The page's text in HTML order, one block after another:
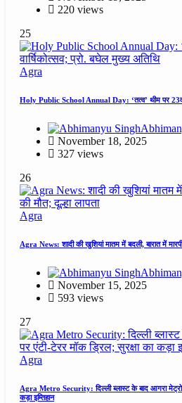
220 views
25
Agra
Holy Public School Annual Day: ‘तत्व’ थीम पर 23वां
November 18, 2025
327 views
26
Agra
Agra News: शादी की खुशियां मातम में बदली, बारात में
November 15, 2025
593 views
27
Agra
Agra Metro Security: दिल्ली ब्लास्ट के बाद आगरा मेट्रो
कड़ा इम्तिहान